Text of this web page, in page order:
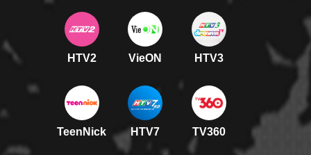
HTV2 VieON HTV3
TeenNick HTV7 TV360